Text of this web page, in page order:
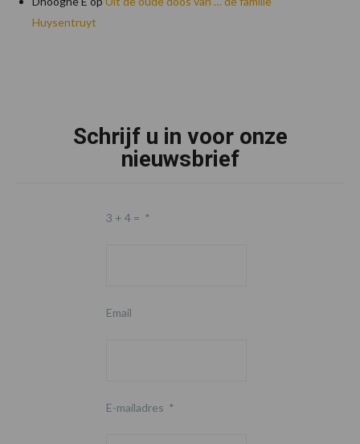
Huysentruyt
FooterSchrijf u in voor onze
nieuwsbrief
3 + 4 = *
Email
E-mailadres *